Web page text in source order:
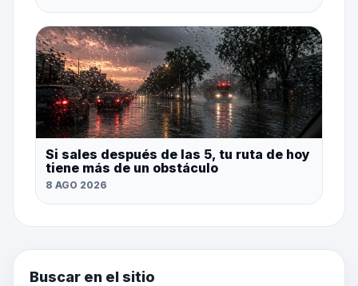
Si sales después de las 5, tu ruta de hoy
tiene más de un obstáculo
8 AGO 2026
Buscar en el sitio